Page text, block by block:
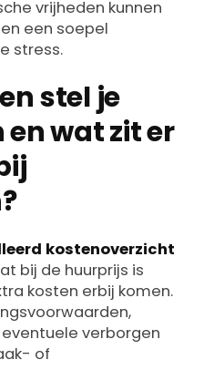
vrijheden kunnen
een soepel
stress.
stel je
wat zit er
kostenoverzicht
bij de huurprijs is
kosten erbij komen.
verborgen
of